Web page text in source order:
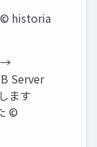
© historia
→
Server
ます
©